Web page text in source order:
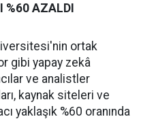
%60 AZALDI
ortak
gibi yapay zekâ
ve analistler
kaynak siteleri ve
yaklaşık %60 oranında